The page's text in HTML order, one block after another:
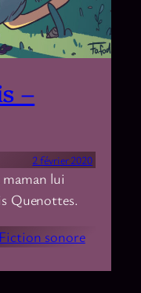
–
2 février 2020
lui
Quenottes.
Fiction sonore